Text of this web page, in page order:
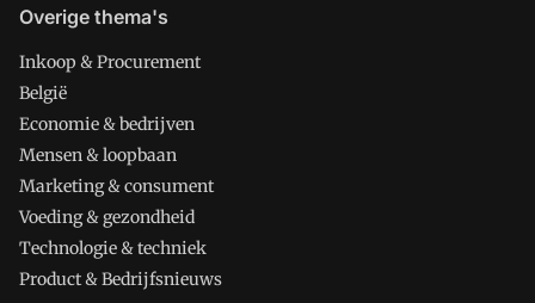
Overige thema's
Inkoop & Procurement
België
Economie & bedrijven
Mensen & loopbaan
Marketing & consument
Voeding & gezondheid
Technologie & techniek
Product & Bedrijfsnieuws